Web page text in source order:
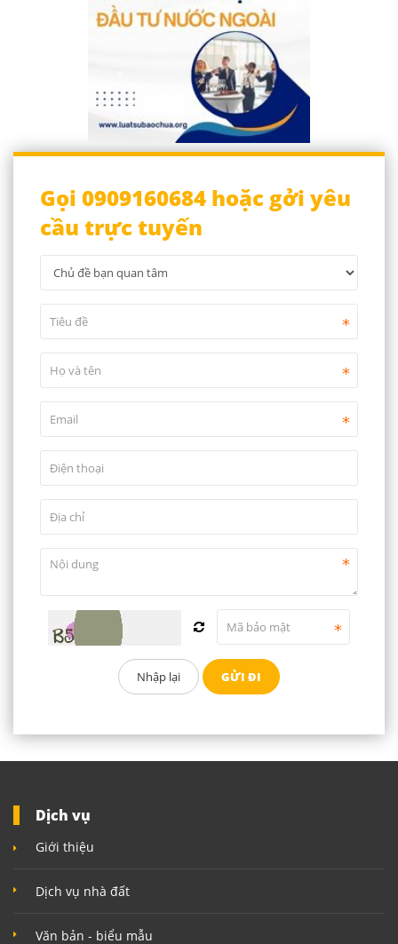
Gọi 0909160684 hoặc gởi yêu
cầu trực tuyến
Dịch vụ
Giới thiệu
Dịch vụ nhà đất
Văn bản - biểu mẫu